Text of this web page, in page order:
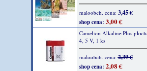
maloobch. cena:3,45 €
shop cena: 3,00 €
Camelion Alkaline Plus
4, 5 V, 1 ks
maloobch. cena:2,39 €
shop cena: 2,08 €